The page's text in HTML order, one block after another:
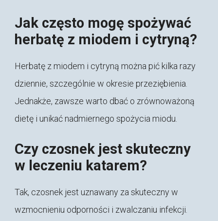
Jak często mogę spożywać
herbatę z miodem i cytryną?
Herbatę z miodem i cytryną można pić kilka razy
dziennie, szczególnie w okresie przeziębienia.
Jednakże, zawsze warto dbać o zrównoważoną
dietę i unikać nadmiernego spożycia miodu.
Czy czosnek jest skuteczny
w leczeniu katarem?
Tak, czosnek jest uznawany za skuteczny w
wzmocnieniu odporności i zwalczaniu infekcji.